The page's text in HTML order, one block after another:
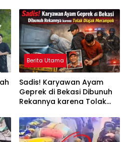
Berita Utama
Sadis! Karyawan Ayam
Geprek di Bekasi Dibunuh
Rekannya karena Tolak